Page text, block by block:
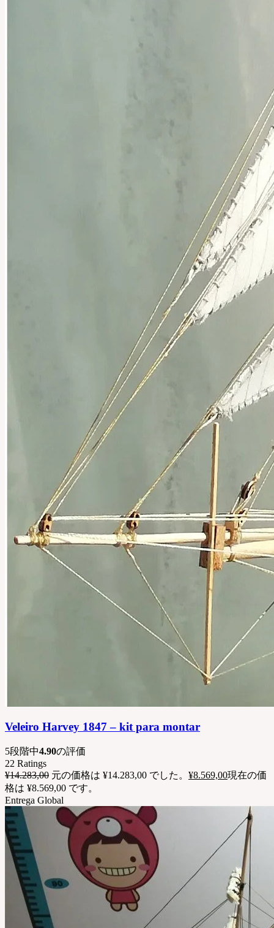
Veleiro Harvey 1847 – kit para montar
5段階中4.90の評価
22 Ratings
¥14.283,00 元の価格は ¥14.283,00 でした。 ¥8.569,00現在の価
格は ¥8.569,00 です。
Entrega Global